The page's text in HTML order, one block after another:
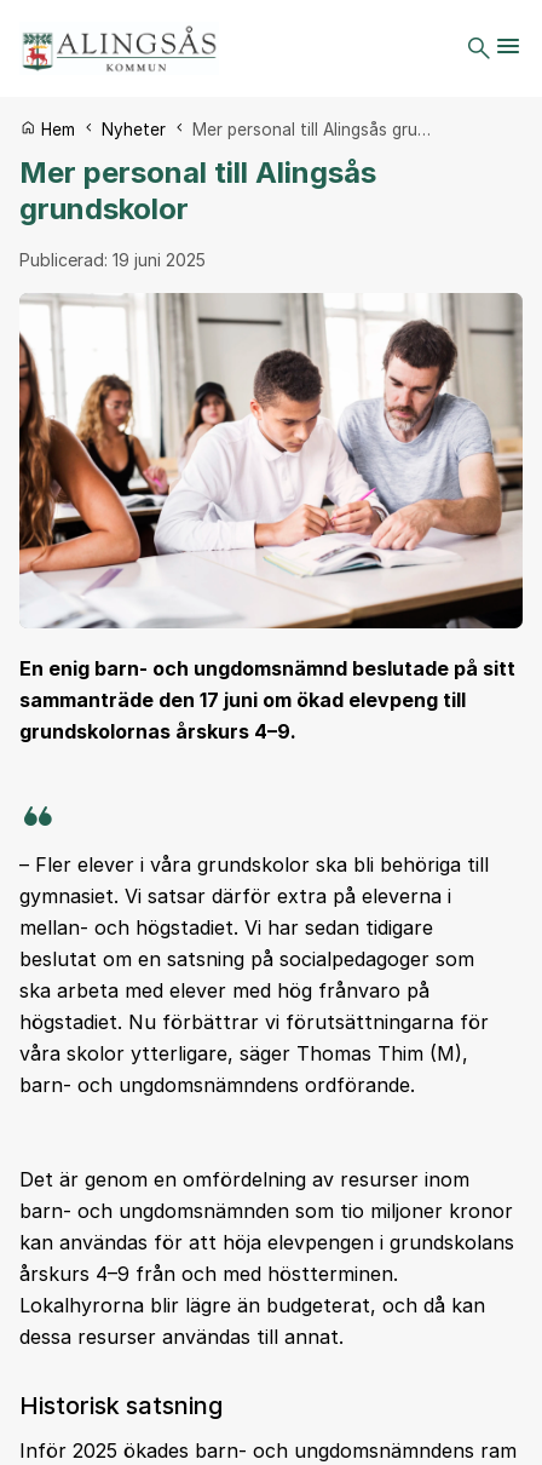
Du är här:
Hem Nyheter Mer personal till Alingsås gru…
Mer personal till Alingsås
grundskolor
Publicerad: 19 juni 2025
En enig barn- och ungdomsnämnd beslutade på sitt
sammanträde den 17 juni om ökad elevpeng till
grundskolornas årskurs 4–9.
– Fler elever i våra grundskolor ska bli behöriga till
gymnasiet. Vi satsar därför extra på eleverna i
mellan- och högstadiet. Vi har sedan tidigare
beslutat om en satsning på socialpedagoger som
ska arbeta med elever med hög frånvaro på
högstadiet. Nu förbättrar vi förutsättningarna för
våra skolor ytterligare, säger Thomas Thim (M),
barn- och ungdomsnämndens ordförande.
Det är genom en omfördelning av resurser inom
barn- och ungdomsnämnden som tio miljoner kronor
kan användas för att höja elevpengen i grundskolans
årskurs 4–9 från och med höstterminen.
Lokalhyrorna blir lägre än budgeterat, och då kan
dessa resurser användas till annat.
Historisk satsning
Inför 2025 ökades barn- och ungdomsnämndens ram